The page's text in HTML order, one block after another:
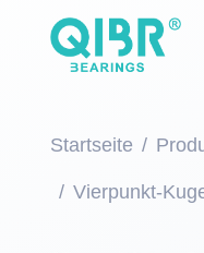
Startseite
Vierpunkt-